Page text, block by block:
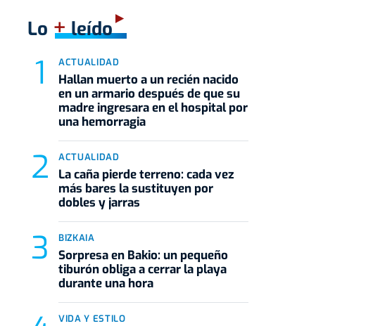
Lo +leído
ACTUALIDAD
Hallan muerto a un recién nacido
en un armario después de que su
madre ingresara en el hospital por
una hemorragia
ACTUALIDAD
La caña pierde terreno: cada vez
más bares la sustituyen por
dobles y jarras
BIZKAIA
Sorpresa en Bakio: un pequeño
tiburón obliga a cerrar la playa
durante una hora
VIDA Y ESTILO